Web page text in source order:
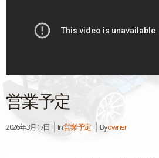
営業予定
2026年3月17日 In営業予定 Byowner